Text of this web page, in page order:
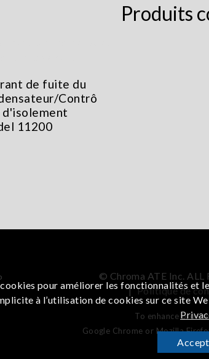
Produits
de fuite du
Contrô
d'isolement
11200
© Chroma ATE Inc. ALL
| Politique de
To enhance
Google Chrome or Mozilla
pour améliorer les fonctionnalités et
à l’utilisation de cookies sur ce site